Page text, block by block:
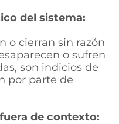
del sistema:
o cierran sin razón
o sufren
son indicios de
por parte de
de contexto: